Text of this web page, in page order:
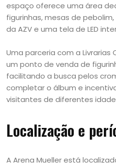
espaço oferece uma área
figurinhas, mesas de
da AZV e uma tela de LED
Uma parceria com a
um ponto de venda de
facilitando a busca pelos
completar o álbum e
visitantes de diferentes
Localização e
A Arena Mueller está